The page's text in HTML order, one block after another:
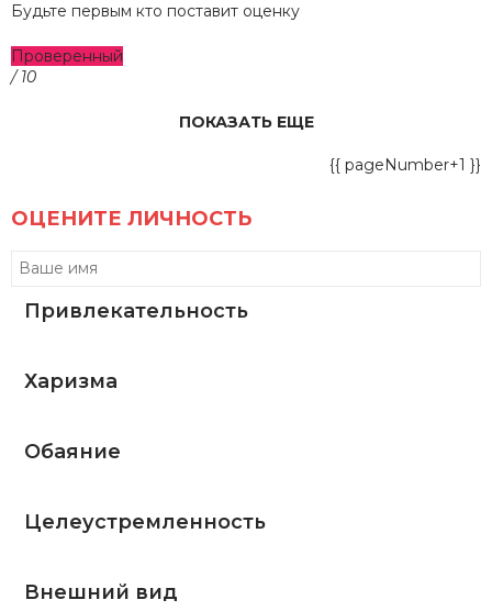
Будьте первым кто поставит оценку
Проверенный
/ 10
ПОКАЗАТЬ ЕЩЕ
{{ pageNumber+1 }}
ОЦЕНИТЕ ЛИЧНОСТЬ
Привлекательность
Харизма
Обаяние
Целеустремленность
Внешний вид